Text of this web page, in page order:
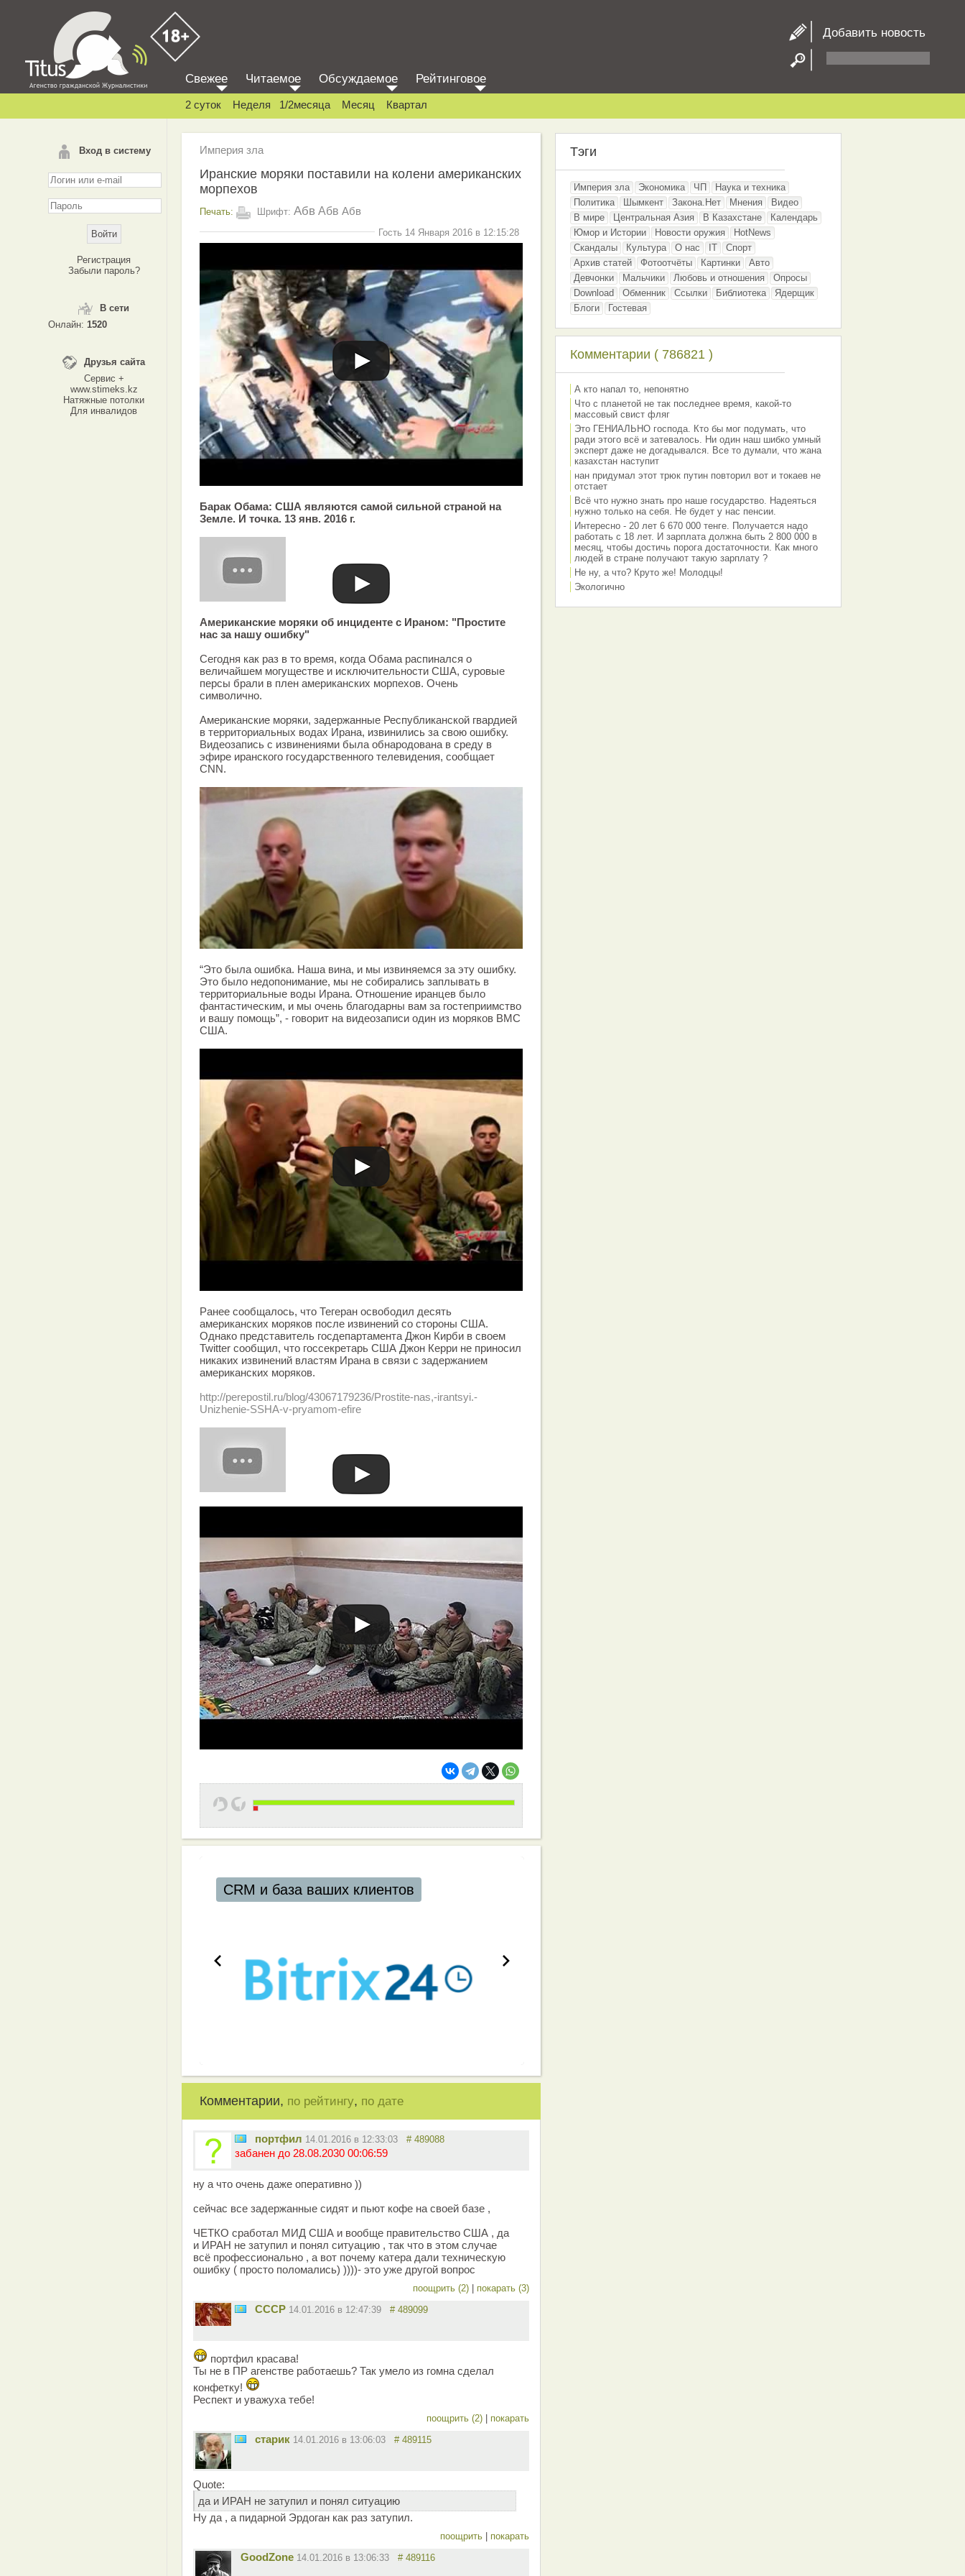
Добавить новость
Вход в систему
Регистрация
Забыли пароль?
В сети
Онлайн: 1520
Друзья сайта
Сервис +
www.stimeks.kz
Натяжные потолки
Для инвалидов
Свежее Читаемое Обсуждаемое Рейтинговое
2 суток Неделя 1/2месяца Месяц Квартал
Империя зла
Иранские моряки поставили на колени американских
морпехов
Печать: Шрифт: Абв Абв Абв
Гость 14 Января 2016 в 12:15:28
Барак Обама: США являются самой сильной страной на
Земле. И точка. 13 янв. 2016 г.
Американские моряки об инциденте с Ираном: "Простите
нас за нашу ошибку"
Сегодня как раз в то время, когда Обама распинался о
величайшем могуществе и исключительности США, суровые
персы брали в плен американских морпехов. Очень
символично.
Американские моряки, задержанные Республиканской гвардией
в территориальных водах Ирана, извинились за свою ошибку.
Видеозапись с извинениями была обнародована в среду в
эфире иранского государственного телевидения, сообщает
CNN.
“Это была ошибка. Наша вина, и мы извиняемся за эту ошибку.
Это было недопонимание, мы не собирались заплывать в
территориальные воды Ирана. Отношение иранцев было
фантастическим, и мы очень благодарны вам за гостеприимство
и вашу помощь”, - говорит на видеозаписи один из моряков ВМС
США.
Ранее сообщалось, что Тегеран освободил десять
американских моряков после извинений со стороны США.
Однако представитель госдепартамента Джон Кирби в своем
Twitter сообщил, что госсекретарь США Джон Керри не приносил
никаких извинений властям Ирана в связи с задержанием
американских моряков.
http://perepostil.ru/blog/43067179236/Prostite-nas,-irantsyi.-
Unizhenie-SSHA-v-pryamom-efire
Комментарии, по рейтингу, по дате
портфил 14.01.2016 в 12:33:03 # 489088
забанен до 28.08.2030 00:06:59
ну а что очень даже оперативно ))
сейчас все задержанные сидят и пьют кофе на своей базе ,
ЧЕТКО сработал МИД США и вообще правительство США , да
и ИРАН не затупил и понял ситуацию , так что в этом случае
всё профессионально , а вот почему катера дали техническую
ошибку ( просто поломались) ))))- это уже другой вопрос
поощрить (2) | покарать (3)
СССР 14.01.2016 в 12:47:39 # 489099
портфил красава!
Ты не в ПР агенстве работаешь? Так умело из гомна сделал
конфетку!
Респект и уважуха тебе!
поощрить (2) | покарать
старик 14.01.2016 в 13:06:03 # 489115
Quote:
да и ИРАН не затупил и понял ситуацию
Ну да , а пидарной Эрдоган как раз затупил.
поощрить | покарать
GoodZone 14.01.2016 в 13:06:33 # 489116
Тэги
Империя зла Экономика ЧП
Наука и техника
Политика
Шымкент Закона.Нет Мнения
Видео
В мире
Центральная Азия В Казахстане
Календарь
Юмор и Истории
Новости оружия
HotNews
Скандалы
Культура О нас IT
Спорт
Архив статей
Фотоотчёты Картинки
Авто
Девчонки
Мальчики Любовь и отношения
Опросы
Download
Обменник Ссылки Библиотека
Ядерщик
Блоги
Гостевая
Комментарии ( 786821 )
А кто напал то, непонятно
Что с планетой не так последнее время, какой-то
массовый свист фляг
Это ГЕНИАЛЬНО господа. Кто бы мог подумать, что
ради этого всё и затевалось. Ни один наш шибко умный
эксперт даже не догадывался. Все то думали, что жана
казахстан наступит
нан придумал этот трюк путин повторил вот и токаев не
отстает
Всё что нужно знать про наше государство. Надеяться
нужно только на себя. Не будет у нас пенсии.
Интересно - 20 лет 6 670 000 тенге. Получается надо
работать с 18 лет. И зарплата должна быть 2 800 000 в
месяц, чтобы достичь порога достаточности. Как много
людей в стране получают такую зарплату ?
Не ну, а что? Круто же! Молодцы!
Экологично